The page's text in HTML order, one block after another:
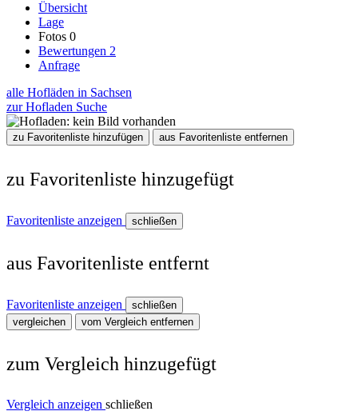
Übersicht
Lage
Fotos 0
Bewertungen 2
Anfrage
alle Hofläden in Sachsen
zur Hofladen Suche
zu Favoritenliste hinzufügen aus Favoritenliste entfernen
zu Favoritenliste hinzugefügt
Favoritenliste anzeigen schließen
aus Favoritenliste entfernt
Favoritenliste anzeigen
schließen
vergleichen
vom Vergleich entfernen
zum Vergleich hinzugefügt
Vergleich anzeigen schließen